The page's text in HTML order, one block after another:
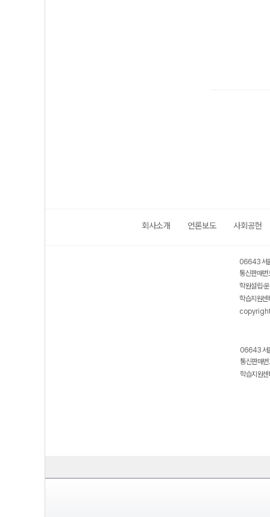
회사소개 언론보도 사회공헌
06643 서
통신판매
학원설립·
학습지원
06643 서
통신판매
학습지원